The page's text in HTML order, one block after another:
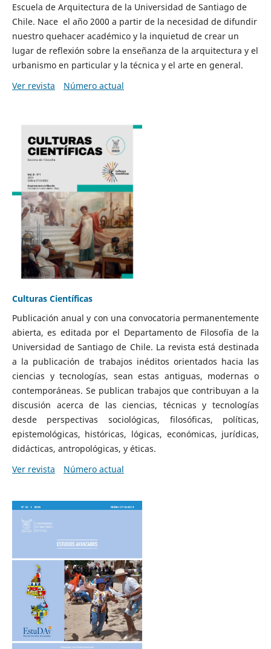
Escuela de Arquitectura de la Universidad de Santiago de
Chile. Nace el año 2000 a partir de la necesidad de difundir
nuestro quehacer académico y la inquietud de crear un
lugar de reflexión sobre la enseñanza de la arquitectura y el
urbanismo en particular y la técnica y el arte en general.
Ver revista
Número actual
Culturas Científicas
Publicación anual y con una convocatoria permanentemente
abierta, es editada por el Departamento de Filosofía de la
Universidad de Santiago de Chile. La revista está destinada
a la publicación de trabajos inéditos orientados hacia las
ciencias y tecnologías, sean estas antiguas, modernas o
contemporáneas. Se publican trabajos que contribuyan a la
discusión acerca de las ciencias, técnicas y tecnologías
desde perspectivas sociológicas, filosóficas, políticas,
epistemológicas, históricas, lógicas, económicas, jurídicas,
didácticas, antropológicas, y éticas.
Ver revista
Número actual